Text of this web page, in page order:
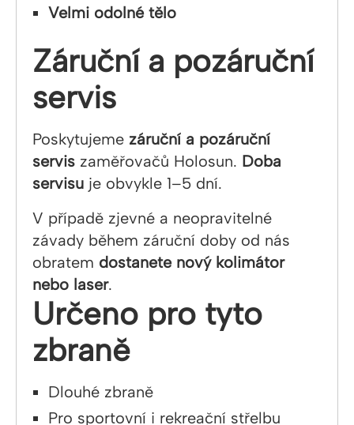
Velmi odolné tělo
Záruční a pozáruční
servis
Poskytujeme záruční a pozáruční
servis zaměřovačů Holosun. Doba
servisu je obvykle 1–5 dní.
V případě zjevné a neopravitelné
závady během záruční doby od nás
obratem dostanete nový kolimátor
nebo laser.
Určeno pro tyto
zbraně
Dlouhé zbraně
Pro sportovní i rekreační střelbu